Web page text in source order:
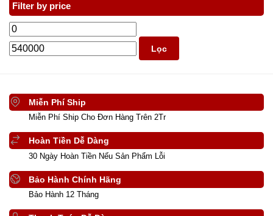
Filter by price
Lọc
Miễn Phí Ship
Miễn Phí Ship Cho Đơn Hàng Trên 2Tr
Hoàn Tiền Dễ Dàng
30 Ngày Hoàn Tiền Nếu Sản Phẩm Lỗi
Bảo Hành Chính Hãng
Bảo Hành 12 Tháng